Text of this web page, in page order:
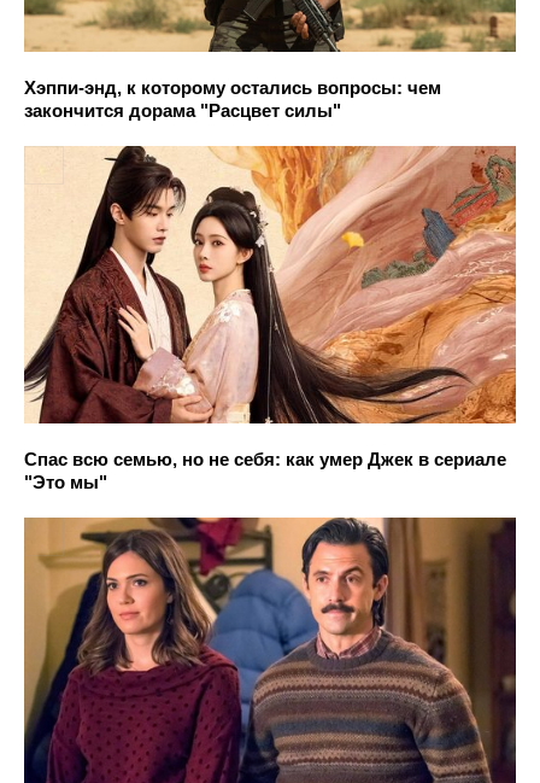
Хэппи-энд, к которому остались вопросы: чем
закончится дорама "Расцвет силы"
Спас всю семью, но не себя: как умер Джек в сериале
"Это мы"